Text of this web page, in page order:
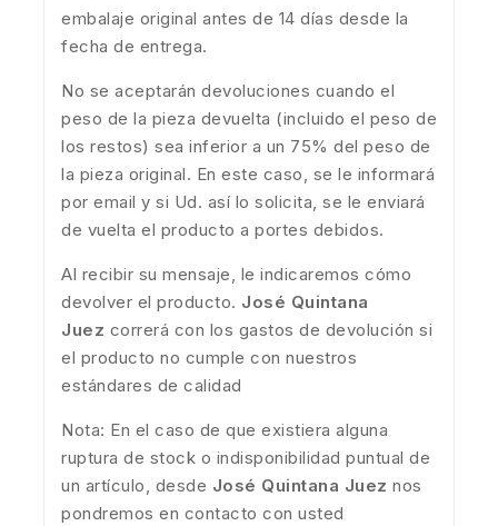
embalaje original antes de 14 días desde la
fecha de entrega.
No se aceptarán devoluciones cuando el
peso de la pieza devuelta (incluido el peso de
los restos) sea inferior a un 75% del peso de
la pieza original. En este caso, se le informará
por email y si Ud. así lo solicita, se le enviará
de vuelta el producto a portes debidos.
Al recibir su mensaje, le indicaremos cómo
devolver el producto. José Quintana
Juez correrá con los gastos de devolución si
el producto no cumple con nuestros
estándares de calidad
Nota: En el caso de que existiera alguna
ruptura de stock o indisponibilidad puntual de
un artículo, desde José Quintana Juez nos
pondremos en contacto con usted